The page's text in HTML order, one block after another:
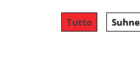
Tutto